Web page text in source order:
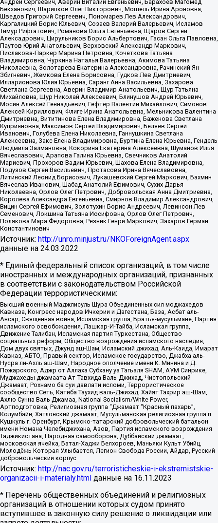
Андрей Сергеевич, Аверин Виталий Евгеньевич, Барахоев Магомед
Бекханович, Шарипков Олег Викторович, Мошель Ирина Ароновна,
Шведов Григорий Сергеевич, Пономарев Лев Александрович,
Каргалицкий Борис Юльевич, Созаев Валерий Валерьевич, Исламов
Тимур Рифгатович, Романова Ольга Евгеньевна, Щаров Сергей
Алексадрович, Цирульников Борис Альбертович, Гасан Ольга Павловна,
Паутов Юрий Анатольевич, Верховский Александр Маркович,
Пислакова-Паркер Марина Петровна, Кочеткова Татьяна
Владимировна, Чуркина Наталья Валерьевна, Акимова Татьяна
Николаевна, Золотарева Екатерина Александровна, Рачинский Ян
Збигневич, Жемкова Елена Борисовна, Гудков Лев Дмитриевич,
Илларионова Юлия Юрьевна, Саранг Анна Васильевна, Захарова
Светлана Сергеевна, Аверин Владимир Анатольевич, Щур Татьяна
Михайловна, Щур Николай Алексеевич, Блинушов Андрей Юрьевич,
Мосин Алексей Геннадьевич, Гефтер Валентин Михайлович, Симонов
Алексей Кириллович, Флиге Ирина Анатольевна, Мельникова Валентина
Дмитриевна, Вититинова Елена Владимировна, Баженова Светлана
Куприяновна, Максимов Сергей Владимирович, Беляев Сергей
Иванович, Голубева Елена Николаевна, Ганнушкина Светлана
Алексеевна, Закс Елена Владимировна, Буртина Елена Юрьевна, Гендель
Людмила Залмановна, Кокорина Екатерина Алексеевна, Шуманов Илья
Вячеславович, Арапова Галина Юрьевна, Свечников Анатолий
Мариевич, Прохоров Вадим Юрьевич, Шахова Елена Владимировна,
Подузов Сергей Васильевич, Протасова Ирина Вячеславовна,
Литинский Леонид Борисович, Лукашевский Сергей Маркович, Бахмин
Вячеслав Иванович, Шабад Анатолий Ефимович, Сухих Дарья
Николаевна, Орлов Олег Петрович, Добровольская Анна Дмитриевна,
Королева Александра Евгеньевна, Смирнов Владимир Александрович,
Вицин Сергей Ефимович, Золотухин Борис Андреевич, Левинсон Лев
Семенович, Локшина Татьяна Иосифовна, Орлов Олег Петрович,
Полякова Мара Федоровна, Резник Генри Маркович, Захаров Герман
Константинович
Источник: http://unro.minjust.ru/NKOForeignAgent.aspx
данные на 24.03.2022
* Единый федеральный список организаций, в том числе
иностранных и международных организаций, признанных
в соответствии с законодательством Российской
Федерации террористическими:
Высший военный Маджлисуль Шура Объединенных сил моджахедов
Кавказа, Конгресс народов Ичкерии и Дагестана, База, Асбат аль-
Ансар, Священная война, Исламская группа, Братья-мусульмане, Партия
исламского освобождения, Лашкар-И-Тайба, Исламская группа,
Движение Талибан, Исламская партия Туркестана, Общество
социальных реформ, Общество возрождения исламского наследия,
Дом двух святых, Джунд аш-Шам, Исламский джихад, Аль-Каида, Имарат
Кавказ, АБТО, Правый сектор, Исламское государство, Джабха аль-
Нусра ли-Ахль аш-Шам, Народное ополчение имени К. Минина и Д.
Пожарского, Аджр от Аллаха Субхану уа Тагьаля SHAM, АУМ Синрике,
Муджахеды джамаата Ат-Тавхида Валь-Джихад, Чистопольский
Джамаат, Рохнамо ба суи давлати исломи, Террористическое
сообщество Сеть, Катиба Таухид валь-Джихад, Хайят Тахрир аш-Шам,
Ахлю Сунна Валь Джамаа, National Socialism/White Power,
Артподготовка, Религиозная группа “Джамаат “Красный пахарь”,
Колумбайн, Хатлонский джамаат, Мусульманская религиозная группа п.
Кушкуль г. Оренбург, Крымско-татарский добровольческий батальон
имени Номана Челебиджихана, Азов, Партия исламского возрождения
Таджикистана, Народная самооборона, Дуббайский джамаат,
московская ячейка, Батал-Хаджи Белхороев, Маньяки Культ Убийц,
Молодёжь Которая Улыбается, Легион Свобода России, Айдар, Русский
добровольческий корпус
Источник: http://nac.gov.ru/terroristicheskie-i-ekstremistskie-
organizacii-i-materialy.html данные на 16.11.2023
* Перечень общественных объединений и религиозных
организаций в отношении которых судом принято
вступившее в законную силу решение о ликвидации или